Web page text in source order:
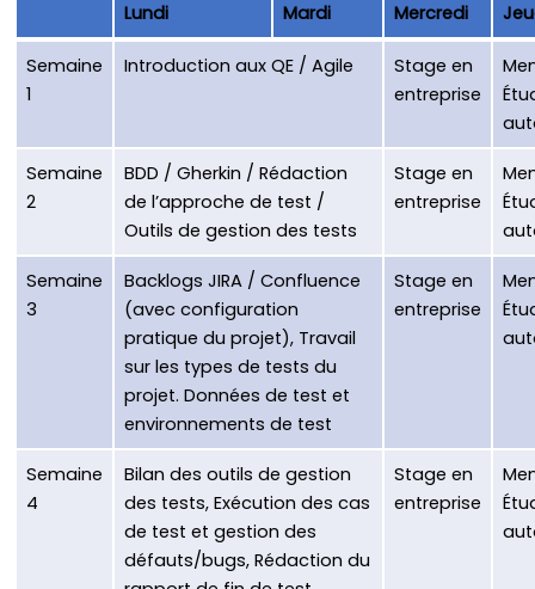
Lundi Mardi Mercredi
Semaine
1
Introduction aux QE / Agile
Stage en
entreprise
Semaine
2
BDD / Gherkin / Rédaction
de l’approche de test /
Outils de gestion des tests
Stage en
entreprise
Semaine
3
Backlogs JIRA / Confluence
(avec configuration
pratique du projet), Travail
sur les types de tests du
projet. Données de test et
environnements de test
Stage en
entreprise
Semaine
4
Bilan des outils de gestion
des tests, Exécution des cas
de test et gestion des
défauts/bugs, Rédaction du
Stage en
entreprise